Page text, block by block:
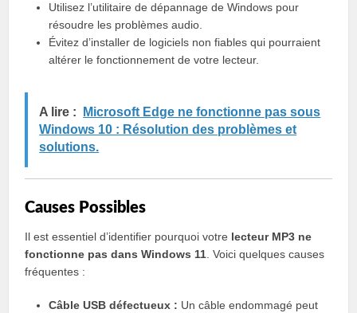
Utilisez l’utilitaire de dépannage de Windows pour
résoudre les problèmes audio.
Évitez d’installer de logiciels non fiables qui pourraient
altérer le fonctionnement de votre lecteur.
A lire :
Microsoft Edge ne fonctionne pas sous
Windows 10 : Résolution des problèmes et
solutions.
Causes Possibles
Il est essentiel d’identifier pourquoi votre lecteur MP3 ne
fonctionne pas dans Windows 11 . Voici quelques causes
fréquentes :
Câble USB défectueux : Un câble endommagé peut